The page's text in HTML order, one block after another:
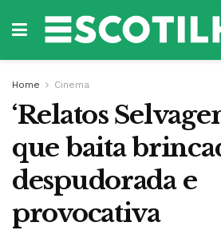
Home Cinema
‘Relatos
que baita
despudorada e
provocativa